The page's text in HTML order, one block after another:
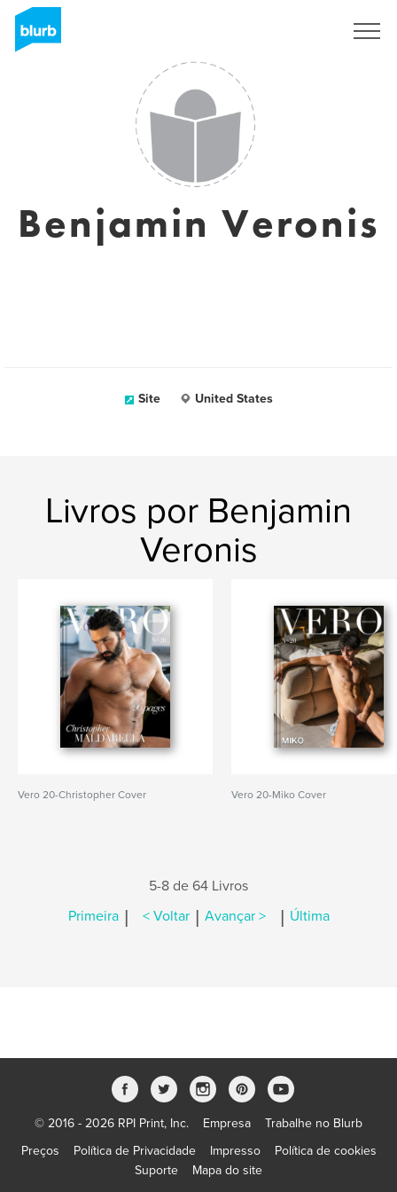
Benjamin Veronis
Site United States
Livros por Benjamin
Veronis
Vero 20-Christopher Cover Vero 20-Miko Cover
5-8 de 64 Livros
Primeira | < Voltar | Avançar > | Última
© 2016 - 2026 RPI Print, Inc. Empresa
Trabalhe no Blurb
Preços
Política de Privacidade Impresso
Política de cookies
Suporte
Mapa do site